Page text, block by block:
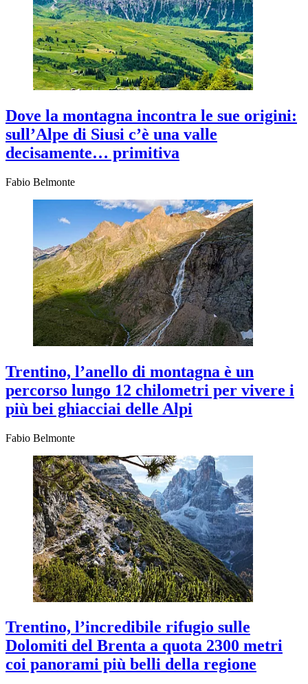
Dove la montagna incontra le sue origini:
sull’Alpe di Siusi c’è una valle
decisamente… primitiva
Fabio Belmonte
Trentino, l’anello di montagna è un
percorso lungo 12 chilometri per vivere i
più bei ghiacciai delle Alpi
Fabio Belmonte
Trentino, l’incredibile rifugio sulle
Dolomiti del Brenta a quota 2300 metri
coi panorami più belli della regione